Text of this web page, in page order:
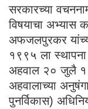
सरकारच्या
विषयाचा अभ्यास
अफजलपुरकर
१९९५ ला
अहवाल २० जुलै
अहवालाच्या
पुनर्विकास)